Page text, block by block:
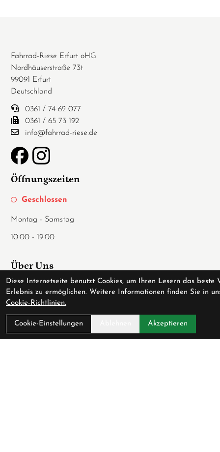
Fahrrad-Riese Erfurt oHG
Nordhäuserstraße 73t
99091 Erfurt
Deutschland
0361 / 74 62 077
0361 / 65 73 192
info@fahrrad-riese.de
Öffnungszeiten
Geschlossen
Montag - Samstag
10:00 - 19:00
Über Uns
Ladengeschäft
Anfahrt
AGB
Datenschutz
Diese Internetseite benutzt Cookies, um Ihren Lesern das beste
Erlebnis zu ermöglichen. Weitere Informationen finden Sie in
Cookie-Richtlinien.
Cookie-Einstellungen Akzeptieren